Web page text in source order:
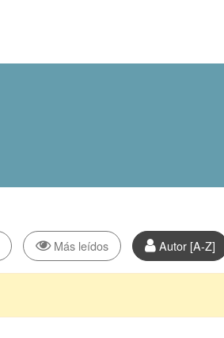
Más leídos Autor [A-Z]